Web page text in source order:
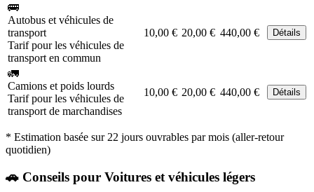
🚌
Autobus et véhicules de
transport
Tarif pour les véhicules de
transport en commun
10,00 € 20,00 € 440,00 € Détails
🚛
Camions et poids lourds
Tarif pour les véhicules de
transport de marchandises
10,00 € 20,00 € 440,00 € Détails
* Estimation basée sur 22 jours ouvrables par mois (aller-retour
quotidien)
🚗 Conseils pour Voitures et véhicules légers